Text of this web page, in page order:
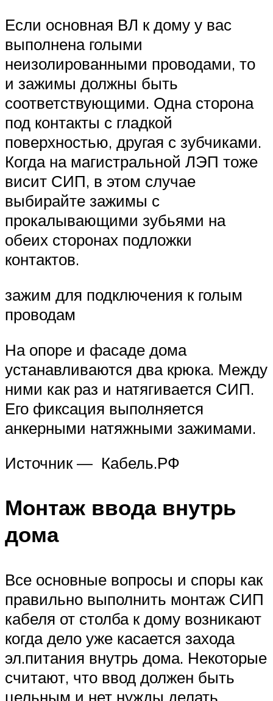
Если основная ВЛ к дому у вас
выполнена голыми
неизолированными проводами, то
и зажимы должны быть
соответствующими. Одна сторона
под контакты с гладкой
поверхностью, другая с зубчиками.
Когда на магистральной ЛЭП тоже
висит СИП, в этом случае
выбирайте зажимы с
прокалывающими зубьями на
обеих сторонах подложки
контактов.
зажим для подключения к голым
проводам
На опоре и фасаде дома
устанавливаются два крюка. Между
ними как раз и натягивается СИП.
Его фиксация выполняется
анкерными натяжными зажимами.
Источник — Кабель.РФ
Монтаж ввода внутрь
дома
Все основные вопросы и споры как
правильно выполнить монтаж СИП
кабеля от столба к дому возникают
когда дело уже касается захода
эл.питания внутрь дома. Некоторые
считают, что ввод должен быть
цельным и нет нужды делать